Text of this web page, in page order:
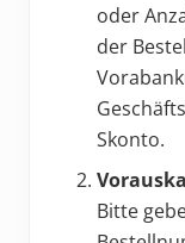
oder
der
Skonto.
Bitte